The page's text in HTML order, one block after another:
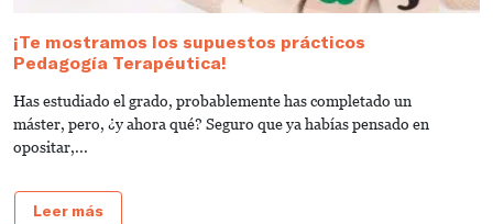
¡Te mostramos los supuestos prácticos
Pedagogía Terapéutica!
Has estudiado el grado, probablemente has completado un
máster, pero, ¿y ahora qué? Seguro que ya habías pensado en
opositar,...
Leer más